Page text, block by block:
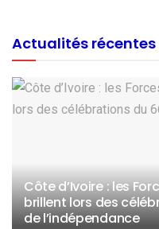
Actualités récentes
Côte d’Ivoire : les
brillent lors des
de l’indépendance